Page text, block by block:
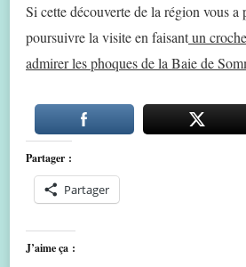
Si cette découverte de la région vous
poursuivre la visite en faisantun
admirer les phoques de la Baie de
Partager :
Partager
J’aime ça :